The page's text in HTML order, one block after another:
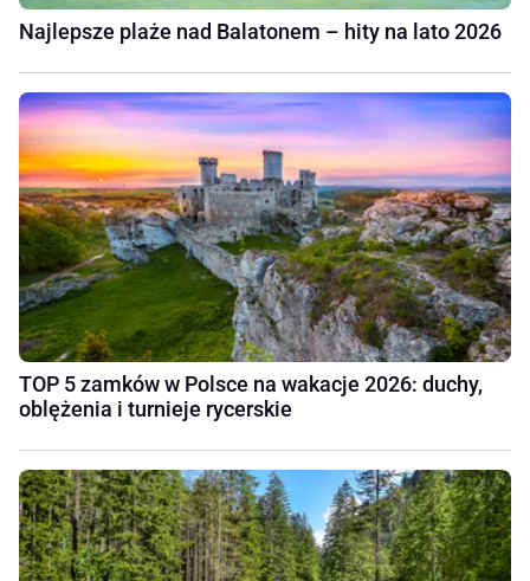
Najlepsze plaże nad Balatonem – hity na lato 2026
TOP 5 zamków w Polsce na wakacje 2026: duchy,
oblężenia i turnieje rycerskie